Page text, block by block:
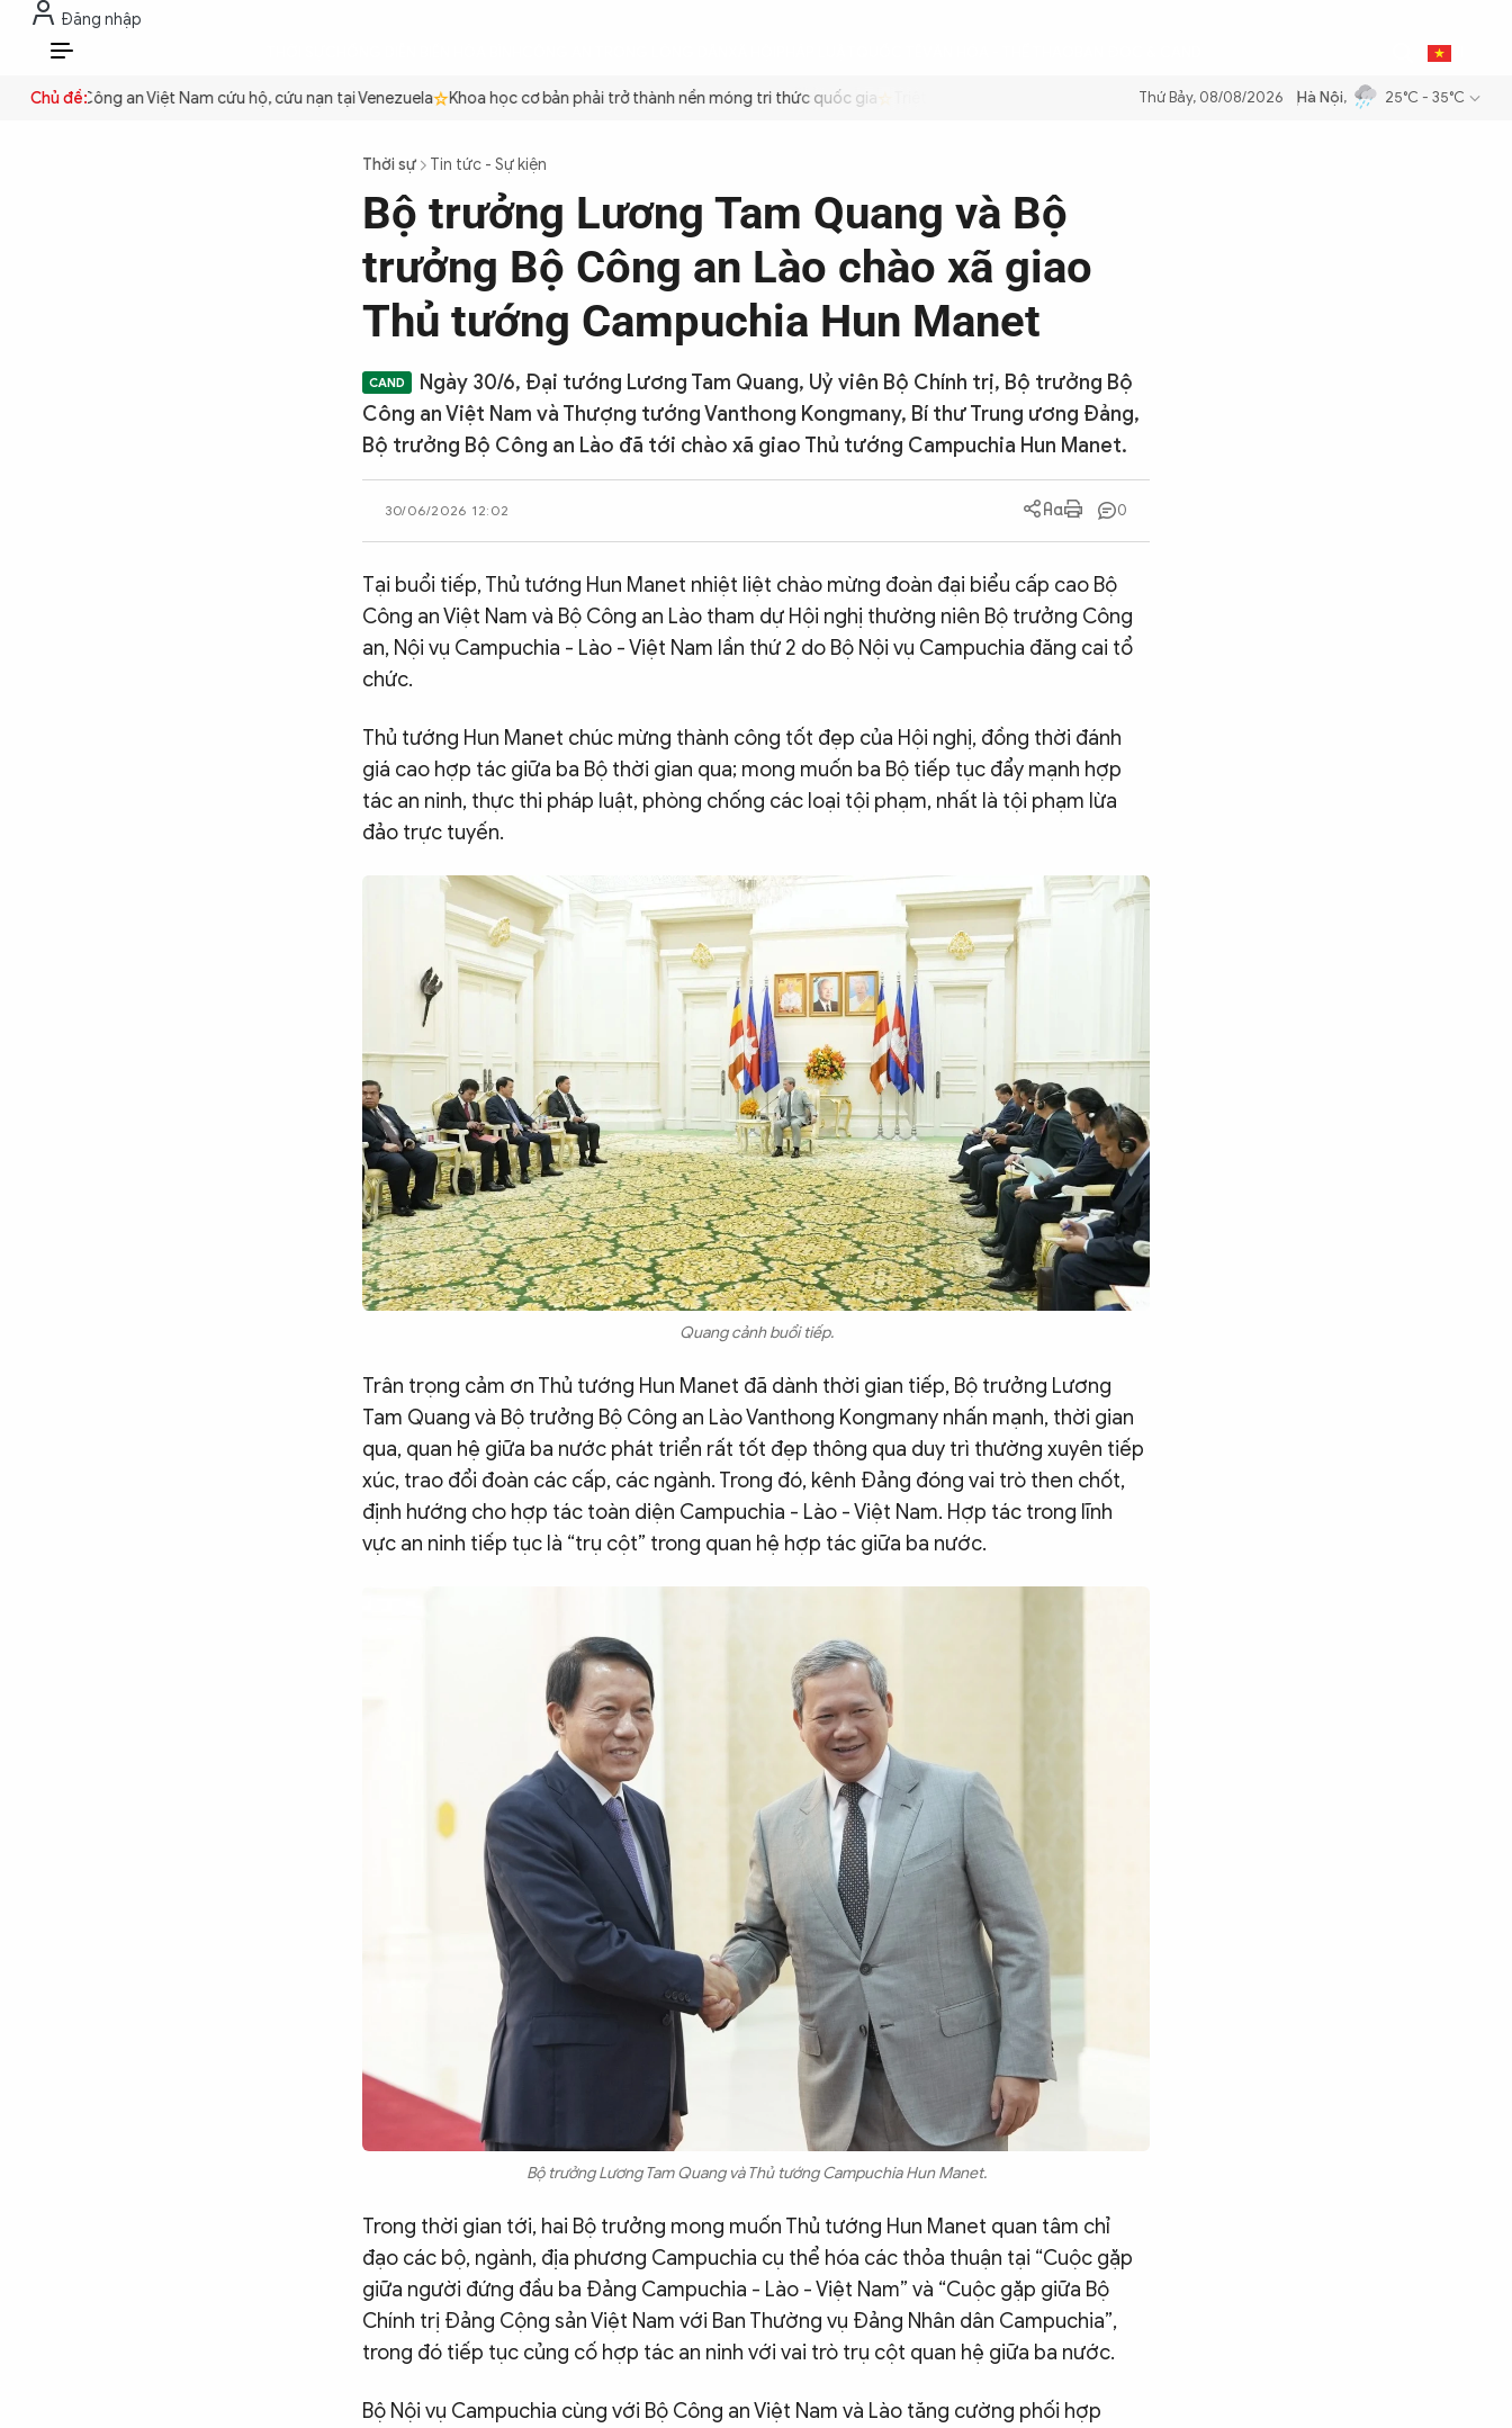
Đăng nhập
VI
Chủ đề:Công an Việt Nam cứu hộ, cứu nạn tại Venezuela Khoa học cơ bản phải trở thành nền móng tri thức quốc gia Triệt để tiết kiệm xăng dầu để đảm bảo an ninh năng lượng quốc gia Thực hiện Nghị
Thứ Bảy, 08/08/2026 Hà Nội, 25°C - 35°C
Thời sự Tin tức - Sự kiện
Bộ trưởng Lương Tam Quang và Bộ
trưởng Bộ Công an Lào chào xã giao
Thủ tướng Campuchia Hun Manet
Ngày 30/6, Đại tướng Lương Tam Quang, Uỷ viên Bộ Chính trị, Bộ trưởng Bộ
Công an Việt Nam và Thượng tướng Vanthong Kongmany, Bí thư Trung ương Đảng,
Bộ trưởng Bộ Công an Lào đã tới chào xã giao Thủ tướng Campuchia Hun Manet.
30/06/2026 12:02 0
Tại buổi tiếp, Thủ tướng Hun Manet nhiệt liệt chào mừng đoàn đại biểu cấp cao Bộ
Công an Việt Nam và Bộ Công an Lào tham dự Hội nghị thường niên Bộ trưởng Công
an, Nội vụ Campuchia - Lào - Việt Nam lần thứ 2 do Bộ Nội vụ Campuchia đăng cai tổ
chức.
Thủ tướng Hun Manet chúc mừng thành công tốt đẹp của Hội nghị, đồng thời đánh
giá cao hợp tác giữa ba Bộ thời gian qua; mong muốn ba Bộ tiếp tục đẩy mạnh hợp
tác an ninh, thực thi pháp luật, phòng chống các loại tội phạm, nhất là tội phạm lừa
đảo trực tuyến.
Quang cảnh buổi tiếp.
Trân trọng cảm ơn Thủ tướng Hun Manet đã dành thời gian tiếp, Bộ trưởng Lương
Tam Quang và Bộ trưởng Bộ Công an Lào Vanthong Kongmany nhấn mạnh, thời gian
qua, quan hệ giữa ba nước phát triển rất tốt đẹp thông qua duy trì thường xuyên tiếp
xúc, trao đổi đoàn các cấp, các ngành. Trong đó, kênh Đảng đóng vai trò then chốt,
định hướng cho hợp tác toàn diện Campuchia - Lào - Việt Nam. Hợp tác trong lĩnh
vực an ninh tiếp tục là “trụ cột” trong quan hệ hợp tác giữa ba nước.
Bộ trưởng Lương Tam Quang và Thủ tướng Campuchia Hun Manet.
Trong thời gian tới, hai Bộ trưởng mong muốn Thủ tướng Hun Manet quan tâm chỉ
đạo các bộ, ngành, địa phương Campuchia cụ thể hóa các thỏa thuận tại “Cuộc gặp
giữa người đứng đầu ba Đảng Campuchia - Lào - Việt Nam” và “Cuộc gặp giữa Bộ
Chính trị Đảng Cộng sản Việt Nam với Ban Thường vụ Đảng Nhân dân Campuchia”,
trong đó tiếp tục củng cố hợp tác an ninh với vai trò trụ cột quan hệ giữa ba nước.
Bộ Nội vụ Campuchia cùng với Bộ Công an Việt Nam và Lào tăng cường phối hợp